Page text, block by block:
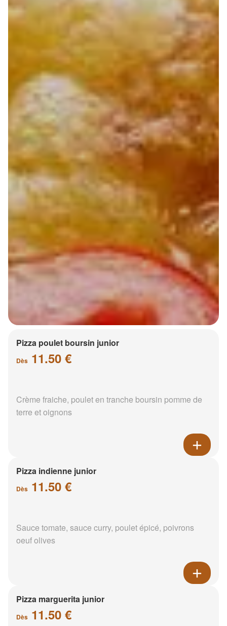
Pizza poulet boursin junior
Dès 11.50 €
Crème fraiche, poulet en tranche boursin pomme de
terre et oignons
Pizza indienne junior
Dès 11.50 €
Sauce tomate, sauce curry, poulet épicé, poivrons
oeuf olives
Pizza marguerita junior
Dès 11.50 €